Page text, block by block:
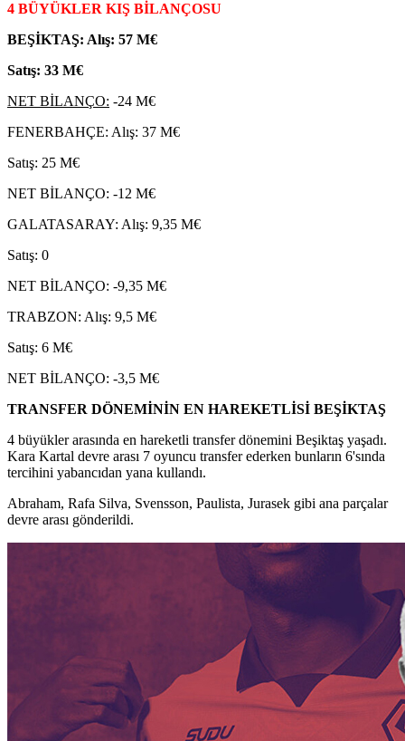
4 BÜYÜKLER KIŞ BİLANÇOSU
BEŞİKTAŞ: Alış: 57 M€
Satış: 33 M€
NET BİLANÇO: -24 M€
FENERBAHÇE: Alış: 37 M€
Satış: 25 M€
NET BİLANÇO: -12 M€
GALATASARAY: Alış: 9,35 M€
Satış: 0
NET BİLANÇO: -9,35 M€
TRABZON: Alış: 9,5 M€
Satış: 6 M€
NET BİLANÇO: -3,5 M€
TRANSFER DÖNEMİNİN EN HAREKETLİSİ BEŞİKTAŞ
4 büyükler arasında en hareketli transfer dönemini Beşiktaş yaşadı.
Kara Kartal devre arası 7 oyuncu transfer ederken bunların 6'sında
tercihini yabancıdan yana kullandı.
Abraham, Rafa Silva, Svensson, Paulista, Jurasek gibi ana parçalar
devre arası gönderildi.